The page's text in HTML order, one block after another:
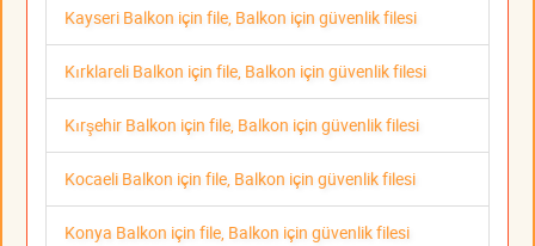
Kayseri Balkon için file, Balkon için güvenlik filesi
Kırklareli Balkon için file, Balkon için güvenlik filesi
Kırşehir Balkon için file, Balkon için güvenlik filesi
Kocaeli Balkon için file, Balkon için güvenlik filesi
Konya Balkon için file, Balkon için güvenlik filesi